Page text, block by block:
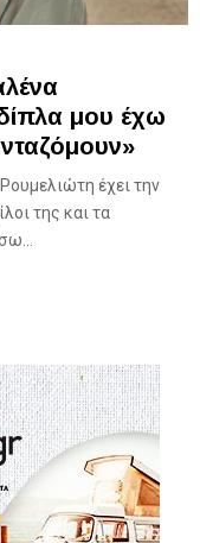
μου έχω
έχει την
της και τα